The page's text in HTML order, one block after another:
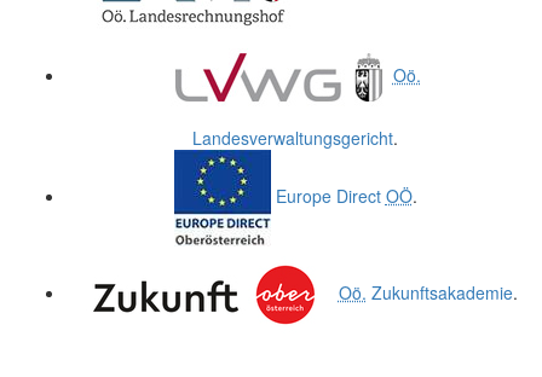
Oö.
Landesverwaltungsgericht.
Europe Direct OÖ.
Oö. Zukunftsakademie.